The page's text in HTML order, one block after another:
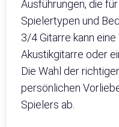
Ausführungen, die
Spielertypen und
3/4 Gitarre kann
Akustikgitarre oder
Die Wahl der
persönlichen
Spielers ab.